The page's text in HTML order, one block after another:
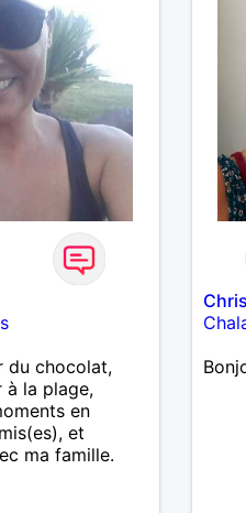
du chocolat,
à la plage,
en
et
ma famille.